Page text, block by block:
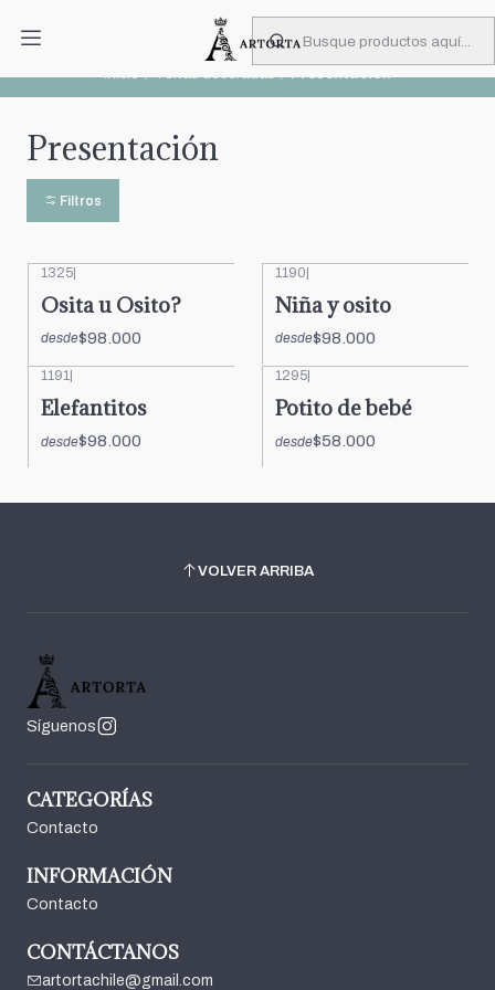
PIDA CON MUCHA ANTICIPACIÓN
Inicio Tortas decoradas Presentación
Presentación
Filtros
1325|
Osita u Osito?
desde$98.000
1190|
Niña y osito
desde$98.000
1191
Elefantitos
desde$98.000
1295
Potito de bebé
desde$58.000
VOLVER ARRIBA
Síguenos
CATEGORÍAS
Contacto
INFORMACIÓN
Contacto
CONTÁCTANOS
artortachile@gmail.com